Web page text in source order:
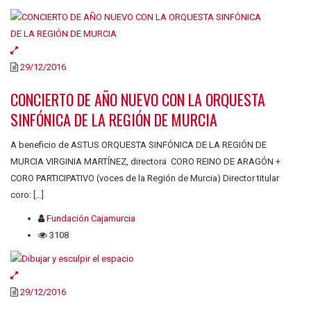
29/12/2016
CONCIERTO DE AÑO NUEVO CON LA ORQUESTA
SINFÓNICA DE LA REGIÓN DE MURCIA
A beneficio de ASTUS ORQUESTA SINFÓNICA DE LA REGIÓN DE
MURCIA VIRGINIA MARTÍNEZ, directora CORO REINO DE ARAGÓN +
CORO PARTICIPATIVO (voces de la Región de Murcia) Director titular
coro: […]
Fundación Cajamurcia
3108
29/12/2016